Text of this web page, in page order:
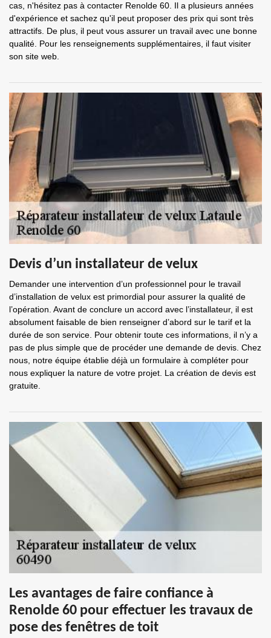
cas, n'hésitez pas à contacter Renolde 60. Il a plusieurs années
d'expérience et sachez qu'il peut proposer des prix qui sont très
attractifs. De plus, il peut vous assurer un travail avec une bonne
qualité. Pour les renseignements supplémentaires, il faut visiter
son site web.
Devis d’un installateur de velux
Demander une intervention d’un professionnel pour le travail
d’installation de velux est primordial pour assurer la qualité de
l’opération. Avant de conclure un accord avec l’installateur, il est
absolument faisable de bien renseigner d’abord sur le tarif et la
durée de son service. Pour obtenir toute ces informations, il n’y a
pas de plus simple que de procéder une demande de devis. Chez
nous, notre équipe établie déjà un formulaire à compléter pour
nous expliquer la nature de votre projet. La création de devis est
gratuite.
Les avantages de faire confiance à
Renolde 60 pour effectuer les travaux de
pose des fenêtres de toit